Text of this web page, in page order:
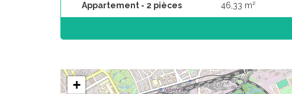
Appartement - 2 pièces 46,33 m²
+